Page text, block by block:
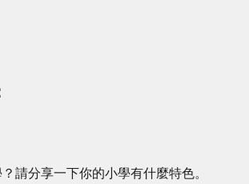
請分享一下你的小學有什麼特色。